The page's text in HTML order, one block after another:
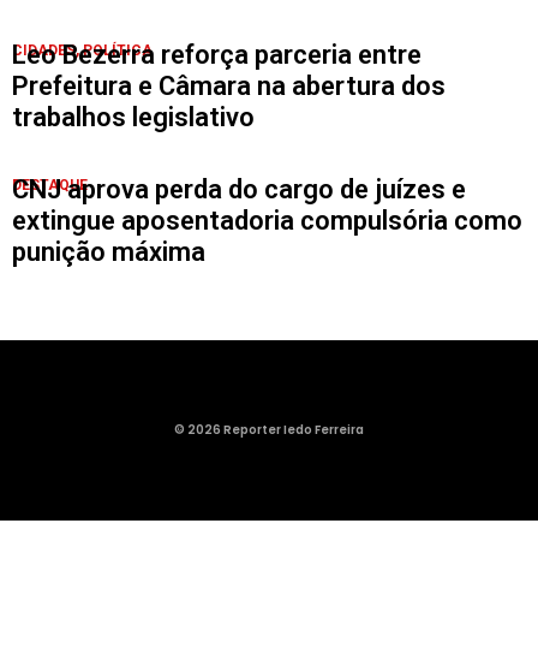
CIDADES,POLÍTICA
Leo Bezerra reforça parceria entre
Prefeitura e Câmara na abertura dos
trabalhos legislativo
DESTAQUE
CNJ aprova perda do cargo de juízes e
extingue aposentadoria compulsória como
punição máxima
© 2026 Reporter Iedo Ferreira